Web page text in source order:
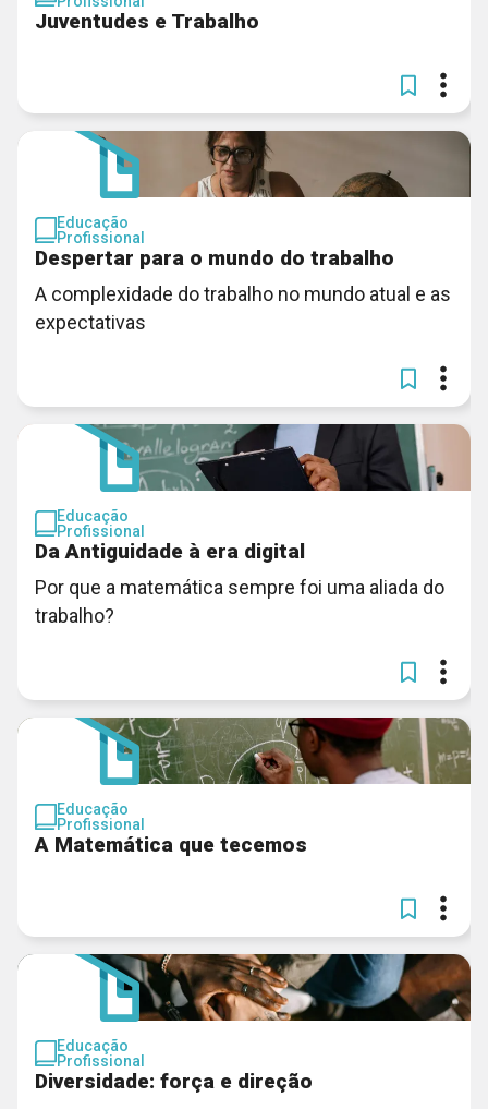
Juventudes e Trabalho
Educação
Profissional
Despertar para o mundo do trabalho
A complexidade do trabalho no mundo atual e as
expectativas
Educação
Profissional
Da Antiguidade à era digital
Por que a matemática sempre foi uma aliada do
trabalho?
Educação
Profissional
A Matemática que tecemos
Educação
Profissional
Diversidade: força e direção